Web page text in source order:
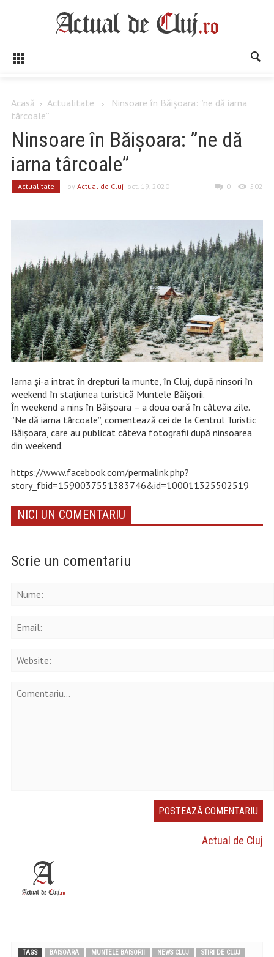
Acasă Actualitate
Ninsoare în Băișoara: ”ne dă iarna
târcoale”
Ninsoare în Băișoara: ”ne dă
iarna târcoale”
Actualitate by Actual de Cluj- oct. 19, 2020 0 502
Iarna și-a intrat în drepturi la munte, în Cluj, după ninsori în
weekend în stațiunea turistică Muntele Băișorii.
În weekend a nins în Băișoara – a doua oară în câteva zile.
”Ne dă iarna târcoale”, comentează cei de la Centrul Turistic
Băișoara, care au publicat câteva fotografii după ninsoarea
din weekend.
https://www.facebook.com/permalink.php?
story_fbid=1590037551383746&id=100011325502519
NICI UN COMENTARIU
Scrie un comentariu
Actual de Cluj
TAGS BAISOARA MUNTELE BAISORII NEWS CLUJ
STIRI DE CLUJ